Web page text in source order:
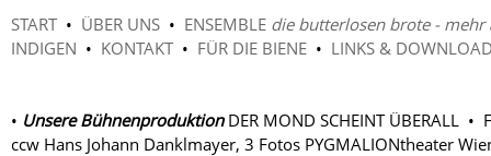
START• ÜBER UNS • ENSEMBLE die butterlosen brote - mehr
INDIGEN • KONTAKT• FÜR DIE BIENE • LINKS &
• Unsere BühnenproduktionDER MOND SCHEINT ÜBERALL •
ccw Hans Johann Danklmayer, 3 Fotos PYGMALIONtheater